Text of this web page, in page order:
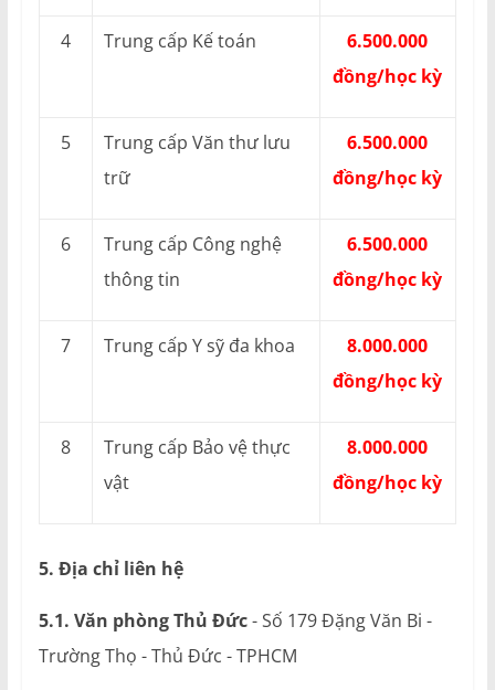
4 Trung cấp Kế toán
6.500.000
đồng/học kỳ
5
Trung cấp Văn thư lưu
trữ
6.500.000
đồng/học kỳ
6
Trung cấp Công nghệ
thông tin
6.500.000
đồng/học kỳ
7 Trung cấp Y sỹ đa khoa
8.000.000
đồng/học kỳ
8
Trung cấp Bảo vệ thực
vật
8.000.000
đồng/học kỳ
5. Địa chỉ liên hệ
5.1. Văn phòng Thủ Đức- Số 179 Đặng Văn Bi -
Trường Thọ - Thủ Đức - TPHCM